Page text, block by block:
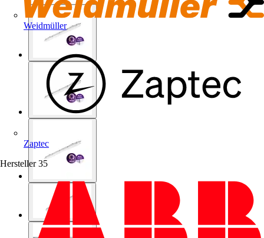
Weidmüller
Zaptec
Hersteller 35